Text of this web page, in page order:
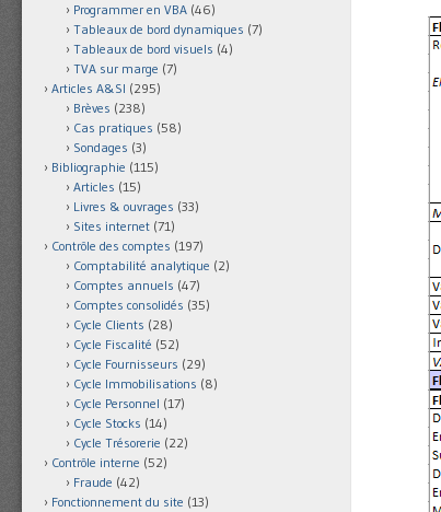
Programmer en VBA (46)
Tableaux de bord dynamiques (7)
Tableaux de bord visuels (4)
TVA sur marge (7)
Articles A&SI (295)
Brèves (238)
Cas pratiques (58)
Sondages (3)
Bibliographie (115)
Articles (15)
Livres & ouvrages (33)
Sites internet (71)
Contrôle des comptes (197)
Comptabilité analytique (2)
Comptes annuels (47)
Comptes consolidés (35)
Cycle Clients (28)
Cycle Fiscalité (52)
Cycle Fournisseurs (29)
Cycle Immobilisations (8)
Cycle Personnel (17)
Cycle Stocks (14)
Cycle Trésorerie (22)
Contrôle interne (52)
Fraude (42)
Fonctionnement du site (13)